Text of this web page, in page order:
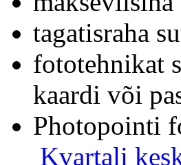
tagatisraha
fototehnikat
kaardi või
Photopointi
Kvartali